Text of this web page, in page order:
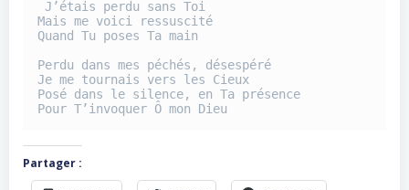
Mais me voici ressuscité
Quand Tu poses Ta main
Perdu dans mes péchés, désespéré
Je me tournais vers les Cieux
Posé dans le silence, en Ta présence
Pour T’invoquer Ô mon Dieu
Partager :